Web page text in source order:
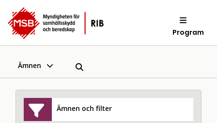
Program
Ämnen
Ämnen och filter